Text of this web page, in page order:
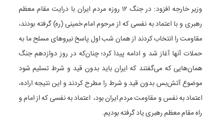
وزیر خارجه افزود: در جنگ ۱۲ روزه مردم ایران با درایت مقام معظم
رهبری و با اعتماد به نفسی که از مرحوم امام خمینی (ره) گرفته بودند،
مقاومت را انتخاب کردند از همان شب اول پاسخ نیروهای مسلح ما به
حملات آنها آغاز شد و ادامه پیدا کرد؛ چنان‌که در روز دوازدهم جنگ
همان‌هایی که می‌گفتند که ایران باید بدون قید و شرط تسلیم شود
موضوع آتش‌بس بدون قید و شرط را مطرح کردند و این نتیجه اراده،
اعتماد به نفس و مقاومت مردم ایران بود، اعتماد به نفسی که از امام و
راه مقام معظم رهبری یاد گرفته بودیم.